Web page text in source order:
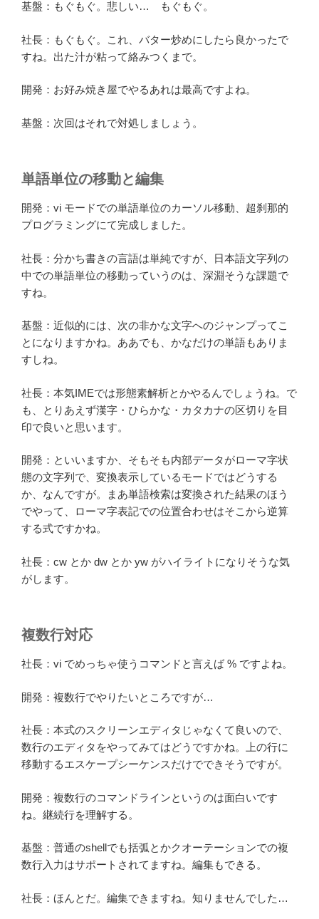
基盤：もぐもぐ。悲しい… もぐもぐ。
社長：もぐもぐ。これ、バター炒めにしたら良かったで
すね。出た汁が粘って絡みつくまで。
開発：お好み焼き屋でやるあれは最高ですよね。
基盤：次回はそれで対処しましょう。
単語単位の移動と編集
開発：vi モードでの単語単位のカーソル移動、超刹那的
プログラミングにて完成しました。
社長：分かち書きの言語は単純ですが、日本語文字列の
中での単語単位の移動っていうのは、深淵そうな課題で
すね。
基盤：近似的には、次の非かな文字へのジャンプってこ
とになりますかね。ああでも、かなだけの単語もありま
すしね。
社長：本気IMEでは形態素解析とかやるんでしょうね。で
も、とりあえず漢字・ひらかな・カタカナの区切りを目
印で良いと思います。
開発：といいますか、そもそも内部データがローマ字状
態の文字列で、変換表示しているモードではどうする
か、なんですが。まあ単語検索は変換された結果のほう
でやって、ローマ字表記での位置合わせはそこから逆算
する式ですかね。
社長：cw とか dw とか yw がハイライトになりそうな気
がします。
複数行対応
社長：vi でめっちゃ使うコマンドと言えば % ですよね。
開発：複数行でやりたいところですが…
社長：本式のスクリーンエディタじゃなくて良いので、
数行のエディタをやってみてはどうですかね。上の行に
移動するエスケープシーケンスだけでできそうですが。
開発：複数行のコマンドラインというのは面白いです
ね。継続行を理解する。
基盤：普通のshellでも括弧とかクオーテーションでの複
数行入力はサポートされてますね。編集もできる。
社長：ほんとだ。編集できますね。知りませんでした…